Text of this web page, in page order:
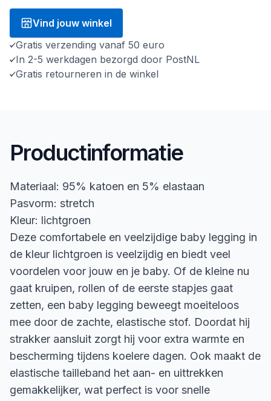
Vind jouw winkel
Gratis verzending vanaf 50 euro
In 2-5 werkdagen bezorgd door PostNL
Gratis retourneren in de winkel
Productinformatie
Materiaal: 95% katoen en 5% elastaan
Pasvorm: stretch
Kleur: lichtgroen
Deze comfortabele en veelzijdige baby legging in
de kleur lichtgroen is veelzijdig en biedt veel
voordelen voor jouw en je baby. Of de kleine nu
gaat kruipen, rollen of de eerste stapjes gaat
zetten, een baby legging beweegt moeiteloos
mee door de zachte, elastische stof. Doordat hij
strakker aansluit zorgt hij voor extra warmte en
bescherming tijdens koelere dagen. Ook maakt de
elastische tailleband het aan- en uittrekken
gemakkelijker, wat perfect is voor snelle